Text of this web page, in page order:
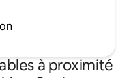
à proximité